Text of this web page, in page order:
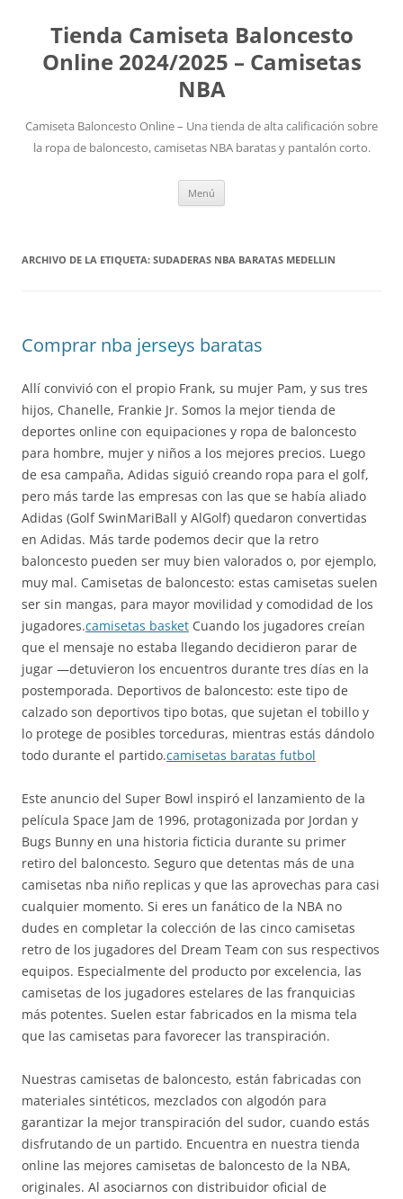
Tienda Camiseta Baloncesto
Online 2024/2025 – Camisetas
NBA
Camiseta Baloncesto Online – Una tienda de alta calificación sobre
la ropa de baloncesto, camisetas NBA baratas y pantalón corto.
Menú
ARCHIVO DE LA ETIQUETA: SUDADERAS NBA BARATAS MEDELLIN
Comprar nba jerseys baratas
Allí convivió con el propio Frank, su mujer Pam, y sus tres
hijos, Chanelle, Frankie Jr. Somos la mejor tienda de
deportes online con equipaciones y ropa de baloncesto
para hombre, mujer y niños a los mejores precios. Luego
de esa campaña, Adidas siguió creando ropa para el golf,
pero más tarde las empresas con las que se había aliado
Adidas (Golf SwinMariBall y AlGolf) quedaron convertidas
en Adidas. Más tarde podemos decir que la retro
baloncesto pueden ser muy bien valorados o, por ejemplo,
muy mal. Camisetas de baloncesto: estas camisetas suelen
ser sin mangas, para mayor movilidad y comodidad de los
jugadores.camisetas basket Cuando los jugadores creían
que el mensaje no estaba llegando decidieron parar de
jugar —detuvieron los encuentros durante tres días en la
postemporada. Deportivos de baloncesto: este tipo de
calzado son deportivos tipo botas, que sujetan el tobillo y
lo protege de posibles torceduras, mientras estás dándolo
todo durante el partido.camisetas baratas futbol
Este anuncio del Super Bowl inspiró el lanzamiento de la
película Space Jam de 1996, protagonizada por Jordan y
Bugs Bunny en una historia ficticia durante su primer
retiro del baloncesto. Seguro que detentas más de una
camisetas nba niño replicas y que las aprovechas para casi
cualquier momento. Si eres un fanático de la NBA no
dudes en completar la colección de las cinco camisetas
retro de los jugadores del Dream Team con sus respectivos
equipos. Especialmente del producto por excelencia, las
camisetas de los jugadores estelares de las franquicias
más potentes. Suelen estar fabricados en la misma tela
que las camisetas para favorecer las transpiración.
Nuestras camisetas de baloncesto, están fabricadas con
materiales sintéticos, mezclados con algodón para
garantizar la mejor transpiración del sudor, cuando estás
disfrutando de un partido. Encuentra en nuestra tienda
online las mejores camisetas de baloncesto de la NBA,
originales. Al asociarnos con distribuidor oficial de